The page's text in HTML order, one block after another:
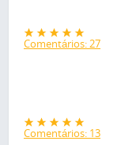
Comentários: 27
Comentários: 13